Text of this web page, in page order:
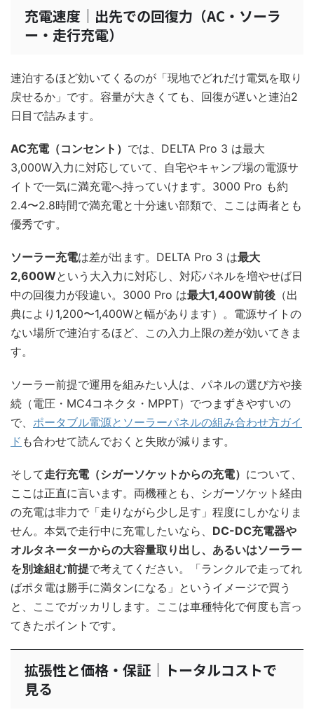
充電速度｜出先での回復力（AC・ソーラ
ー・走行充電）
連泊するほど効いてくるのが「現地でどれだけ電気を取り
戻せるか」です。容量が大きくても、回復が遅いと連泊2
日目で詰みます。
AC充電（コンセント） では、DELTA Pro 3 は最大
3,000W入力に対応していて、自宅やキャンプ場の電源サ
イトで一気に満充電へ持っていけます。3000 Pro も約
2.4〜2.8時間で満充電と十分速い部類で、ここは両者とも
優秀です。
ソーラー充電は差が出ます。DELTA Pro 3 は最大
2,600Wという大入力に対応し、対応パネルを増やせば日
中の回復力が段違い。3000 Pro は最大1,400W前後 （出
典により1,200〜1,400Wと幅があります）。電源サイトの
ない場所で連泊するほど、この入力上限の差が効いてきま
す。
ソーラー前提で運用を組みたい人は、パネルの選び方や接
続（電圧・MC4コネクタ・MPPT）でつまずきやすいの
で、 ポータブル電源とソーラーパネルの組み合わせ方ガイ
ド も合わせて読んでおくと失敗が減ります。
そして走行充電（シガーソケットからの充電） について、
ここは正直に言います。両機種とも、シガーソケット経由
の充電は非力で「走りながら少し足す」程度にしかなりま
せん。本気で走行中に充電したいなら、 DC-DC充電器や
オルタネーターからの大容量取り出し、あるいはソーラー
を別途組む前提で考えてください。「ランクルで走ってれ
ばポタ電は勝手に満タンになる」というイメージで買う
と、ここでガッカリします。ここは車種特化で何度も言っ
てきたポイントです。
拡張性と価格・保証｜トータルコストで
見る